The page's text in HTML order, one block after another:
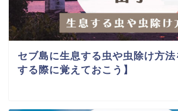
セブ島に生息する虫や虫除け方
する際に覚えておこう】